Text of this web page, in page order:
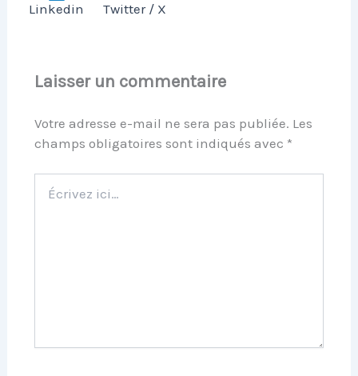
Linkedin Twitter / X
Laisser un commentaire
Votre adresse e-mail ne sera pas publiée. Les
champs obligatoires sont indiqués avec *
ici…